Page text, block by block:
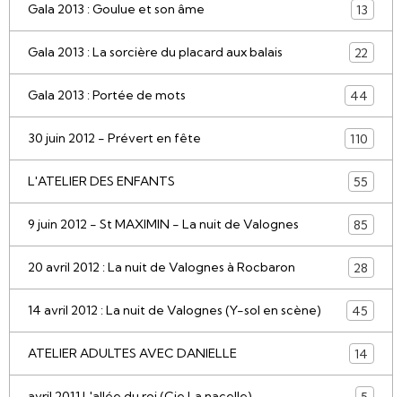
Gala 2013 : Goulue et son âme 13
Gala 2013 : La sorcière du placard aux balais 22
Gala 2013 : Portée de mots 44
30 juin 2012 - Prévert en fête 110
L'ATELIER DES ENFANTS 55
9 juin 2012 - St MAXIMIN - La nuit de Valognes 85
20 avril 2012 : La nuit de Valognes à Rocbaron 28
14 avril 2012 : La nuit de Valognes (Y-sol en scène) 45
ATELIER ADULTES AVEC DANIELLE 14